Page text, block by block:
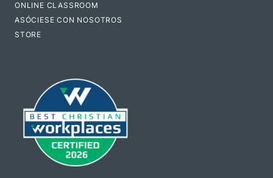
ONLINE CLASSROOM
ASÓCIESE CON NOSOTROS
STORE